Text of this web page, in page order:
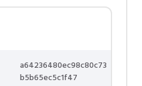
a64236480ec98c80c73
b5b65ec5c1f47